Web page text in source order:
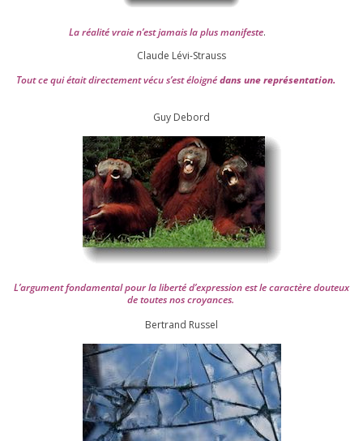
La réa­lité vraie n’est jamais la plus mani­feste.
Claude Lévi-Strauss
Tout ce qui était direc­te­ment vécu s’est éloi­gnédans une repré­sen­ta­tion.
Guy Debord
L’argument fon­da­men­tal pour la liber­té d’expression est le carac­tère dou­teux
de toutes nos croyances.
Ber­trand Russel